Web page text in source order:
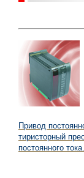
Привод
тиристорный
постоянного тока.